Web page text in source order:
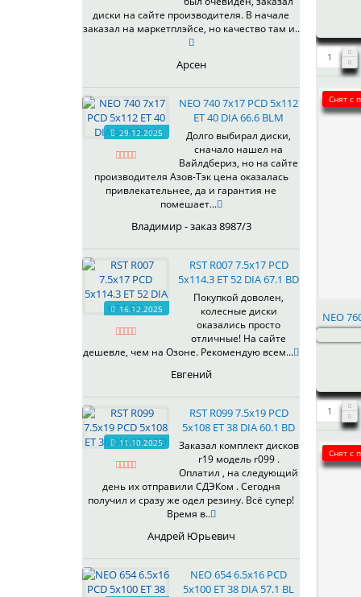
401
408
410
411
414
417
423
426
428
429
430
433
438
503
505
508
511
528
529
70,1
72,6
73,1
74,1
75.1
78.1
98
98,1
MGM
OrD
SL
W
WB
WD
диски на сайте производителя. В начале
заказал на маркетплэйсе, но качество там и..
Арсен
29.12.2025
NEO 740 7x17 PCD 5x112
ET 40 DIA 66.6 BLM
Долго выбирал диски,
сначало нашел на
Вайлдбериз, но на сайте
производителя Азов-Тэк цена оказалась
привлекательнее, да и гарантия не
помешает...
Владимир - заказ 8987/3
16.12.2025
RST R007 7.5x17 PCD
5x114.3 ET 52 DIA 67.1 BD
Покупкой доволен,
колесные диски
оказались просто
отличные! На сайте
дешевле, чем на Озоне. Рекомендую всем...
Евгений
11.10.2025
RST R099 7.5x19 PCD
5x108 ET 38 DIA 60.1 BD
Заказал комплект дисков
r19 модель r099 .
Оплатил , на следующий
день их отправили СДЭКом . Сегодня
получил и сразу же одел резину. Всё супер!
Время в..
Андрей Юрьевич
NEO 654 6.5x16 PCD
5x100 ET 38 DIA 57.1 BL
Снят с
NEO
Снят с